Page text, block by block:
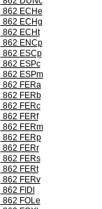
862 ECHe
862 ECHg
862 ECHt
862 ENCp
862 ESCp
862 ESPc
862 ESPm
862 FERa
862 FERb
862 FERc
862 FERf
862 FERm
862 FERp
862 FERr
862 FERs
862 FERt
862 FERv
862 FIDl
862 FOLe